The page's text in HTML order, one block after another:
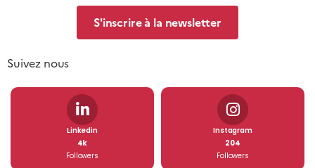
S'inscrire à la newsletter
Suivez nous
Linkedin
4k
Followers
Instagram
204
Followers